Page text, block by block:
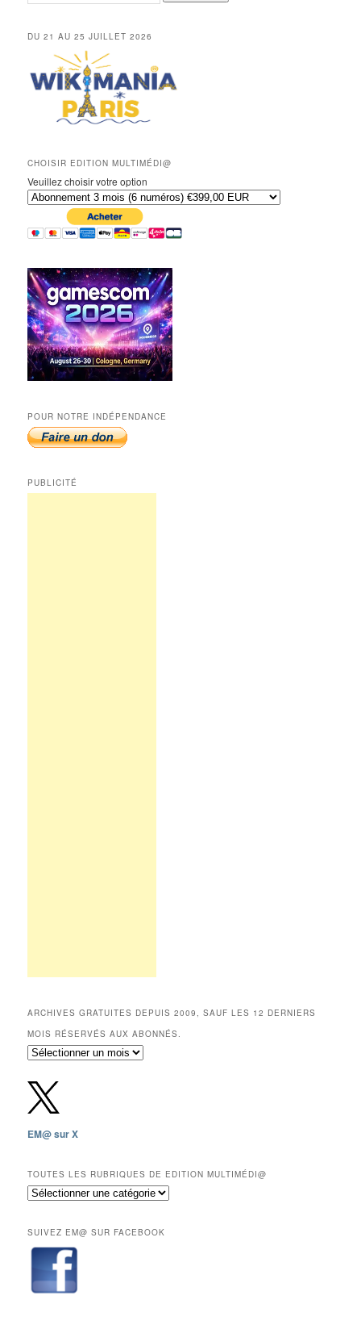
DU 21 AU 25 JUILLET 2026
CHOISIR EDITION MULTIMÉDI@
Veuillez choisir votre option
POUR NOTRE INDÉPENDANCE
PUBLICITÉ
ARCHIVES GRATUITES DEPUIS 2009, SAUF LES 12 DERNIERS
MOIS RÉSERVÉS AUX ABONNÉS.
Archives
depuis
2009,
sauf
les
mois
réservés
aux
EM@ sur X
TOUTES LES RUBRIQUES DE EDITION MULTIMÉDI@
Toutes
de
Edition
Multimédi@
SUIVEZ EM@ SUR FACEBOOK